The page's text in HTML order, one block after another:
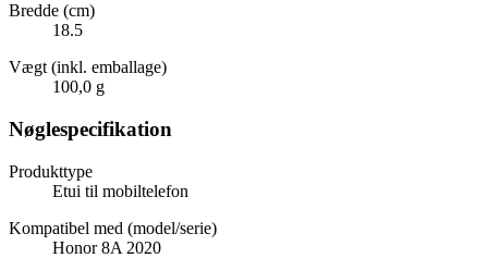
Bredde (cm)
18.5
Vægt (inkl. emballage)
100,0 g
Nøglespecifikation
Produkttype
Etui til mobiltelefon
Kompatibel med (model/serie)
Honor 8A 2020